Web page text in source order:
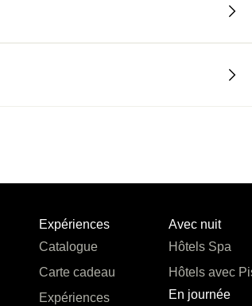
Expériences
Catalogue
Carte cadeau
Expériences
Avec nuit
Hôtels Spa
Hôtels avec
En journée